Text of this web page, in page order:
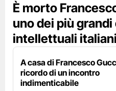
È morto
uno dei più
intellettuali italiani
A casa di Francesco
ricordo di un incontro
indimenticabile